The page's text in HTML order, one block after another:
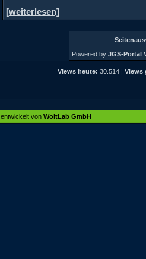
[weiterlesen]
Powered by JGS-Portal
Views heute: 30.514 | Views
, entwickelt von WoltLab GmbH